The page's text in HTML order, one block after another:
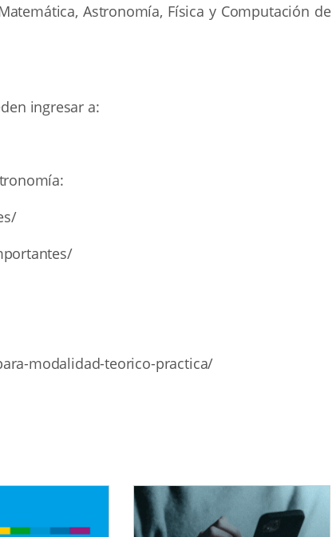
Astronomía, Física y Computación de
ingresar a:
modalidad-teorico-practica/